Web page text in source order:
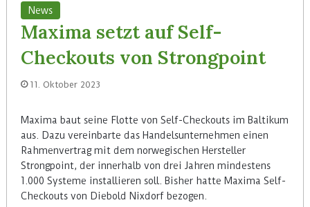
News
Maxima setzt auf Self-
Checkouts von Strongpoint
11. Oktober 2023
Maxima baut seine Flotte von Self-Checkouts im Baltikum
aus. Dazu vereinbarte das Handelsunternehmen einen
Rahmenvertrag mit dem norwegischen Hersteller
Strongpoint, der innerhalb von drei Jahren mindestens
1.000 Systeme installieren soll. Bisher hatte Maxima Self-
Checkouts von Diebold Nixdorf bezogen.